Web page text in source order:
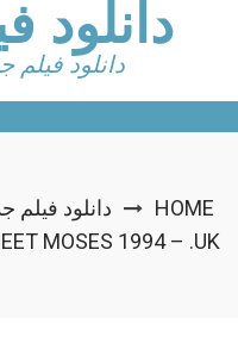
دانلود
دانلود فیلم
HOME دانلود فیلم
MOSES 1994 – .UK